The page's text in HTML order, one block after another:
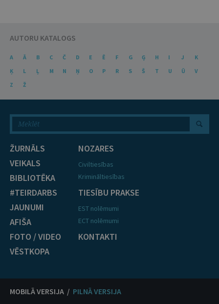
AUTORU KATALOGS
A Ā B C Č D E Ē F G Ģ H I J
K
Ķ
L Ļ M N Ņ O P R S Š T U Ū
V
Z
Ž
ŽURNĀLS
VEIKALS
BIBLIOTĒKA
#TEIRDARBS
JAUNUMI
AFIŠA
FOTO / VIDEO
VĒSTKOPA
NOZARES
Civiltiesības
Krimināltiesības
TIESĪBU PRAKSE
EST nolēmumi
ECT nolēmumi
KONTAKTI
MOBILĀ VERSIJA / PILNĀ VERSIJA